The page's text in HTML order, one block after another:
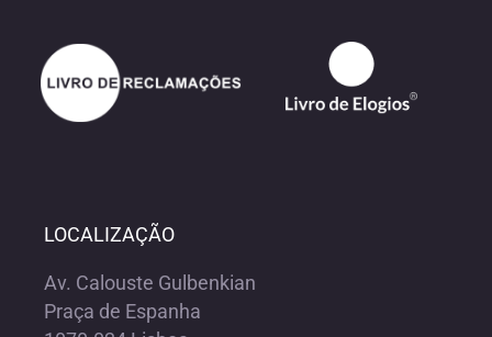
LOCALIZAÇÃO
Av. Calouste Gulbenkian
Praça de Espanha